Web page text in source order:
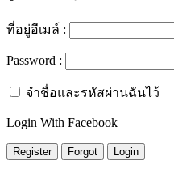
ที่อยู่อีเมล์ :
Password :
จำชื่อและรหัสผ่านฉันไว้
Login With Facebook